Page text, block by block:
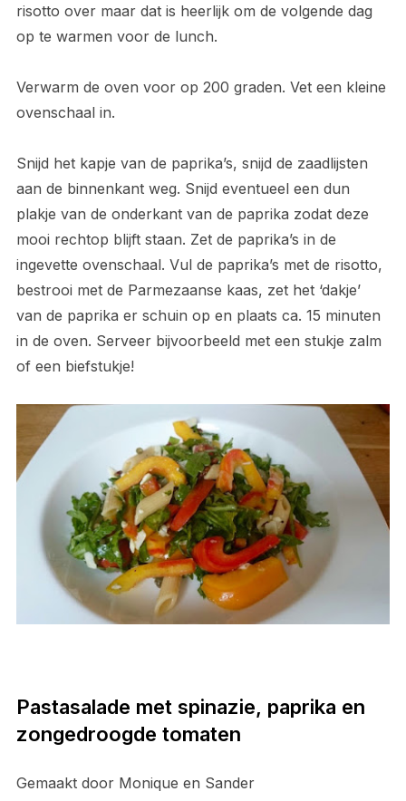
risotto over maar dat is heerlijk om de volgende dag
op te warmen voor de lunch.
Verwarm de oven voor op 200 graden. Vet een kleine
ovenschaal in.
Snijd het kapje van de paprika’s, snijd de zaadlijsten
aan de binnenkant weg. Snijd eventueel een dun
plakje van de onderkant van de paprika zodat deze
mooi rechtop blijft staan. Zet de paprika’s in de
ingevette ovenschaal. Vul de paprika’s met de risotto,
bestrooi met de Parmezaanse kaas, zet het ‘dakje’
van de paprika er schuin op en plaats ca. 15 minuten
in de oven. Serveer bijvoorbeeld met een stukje zalm
of een biefstukje!
Pastasalade met spinazie, paprika en
zongedroogde tomaten
Gemaakt door Monique en Sander